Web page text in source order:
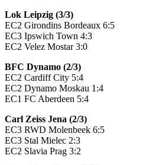
Lok Leipzig (3/3)
EC2 Girondins Bordeaux 6:5
EC3 Ipswich Town 4:3
EC2 Velez Mostar 3:0
BFC Dynamo (2/3)
EC2 Cardiff City 5:4
EC2 Dynamo Moskau 1:4
EC1 FC Aberdeen 5:4
Carl Zeiss Jena (2/3)
EC3 RWD Molenbeek 6:5
EC3 Stal Mielec 2:3
EC2 Slavia Prag 3:2